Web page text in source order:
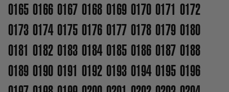
0165 0166 0167 0168 0169 0170 0171 0172
0173 0174 0175 0176 0177 0178 0179 0180
0181 0182 0183 0184 0185 0186 0187 0188
0189 0190 0191 0192 0193 0194 0195 0196